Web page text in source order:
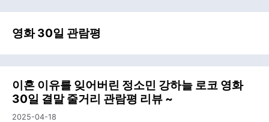
영화 30일 관람평
이혼 이유를 잊어버린 정소민 강하늘 로코 영화
30일 결말 줄거리 관람평 리뷰 ~
2025-04-18